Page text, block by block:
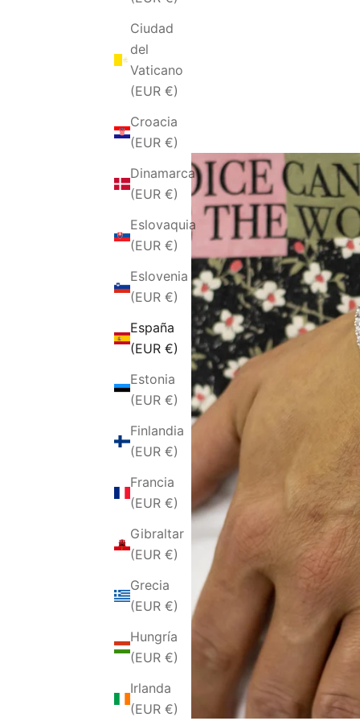
Ciudad
del
Vaticano
(EUR €)
Croacia
(EUR €)
Dinamarca
(EUR €)
Eslovaquia
(EUR €)
Eslovenia
(EUR €)
España
(EUR €)
Estonia
(EUR €)
Finlandia
(EUR €)
Francia
(EUR €)
Gibraltar
(EUR €)
Grecia
(EUR €)
Hungría
(EUR €)
Irlanda
(EUR €)